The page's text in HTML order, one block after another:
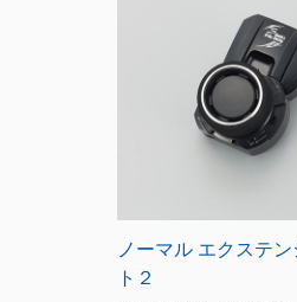
ノーマル エクステ
ト２